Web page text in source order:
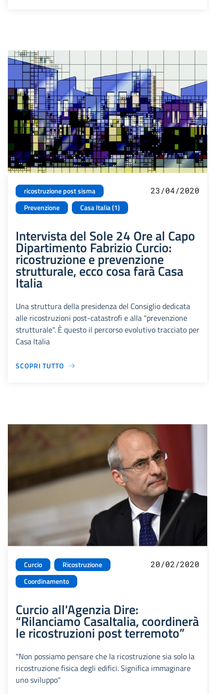
ricostruzione post sisma
Prevenzione
Casa Italia (1)
23/04/2020
Intervista del Sole 24 Ore al Capo
Dipartimento Fabrizio Curcio:
ricostruzione e prevenzione
strutturale, ecco cosa farà Casa
Italia
Una struttura della presidenza del Consiglio dedicata
alle ricostruzioni post-catastrofi e alla "prevenzione
strutturale". È questo il percorso evolutivo tracciato per
Casa Italia
SCOPRI TUTTO
Curcio
Ricostruzione
Coordinamento
20/02/2020
Curcio all'Agenzia Dire:
“Rilanciamo CasaItalia, coordinerà
le ricostruzioni post terremoto”
"Non possiamo pensare che la ricostruzione sia solo la
ricostruzione fisica degli edifici. Significa immaginare
uno sviluppo"